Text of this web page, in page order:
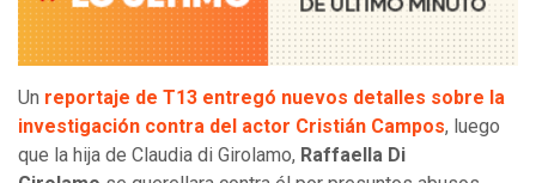
Un reportaje de T13 entregó nuevos detalles sobre la
investigación contra del actor Cristián Campos, luego
que la hija de Claudia di Girolamo, Raffaella Di